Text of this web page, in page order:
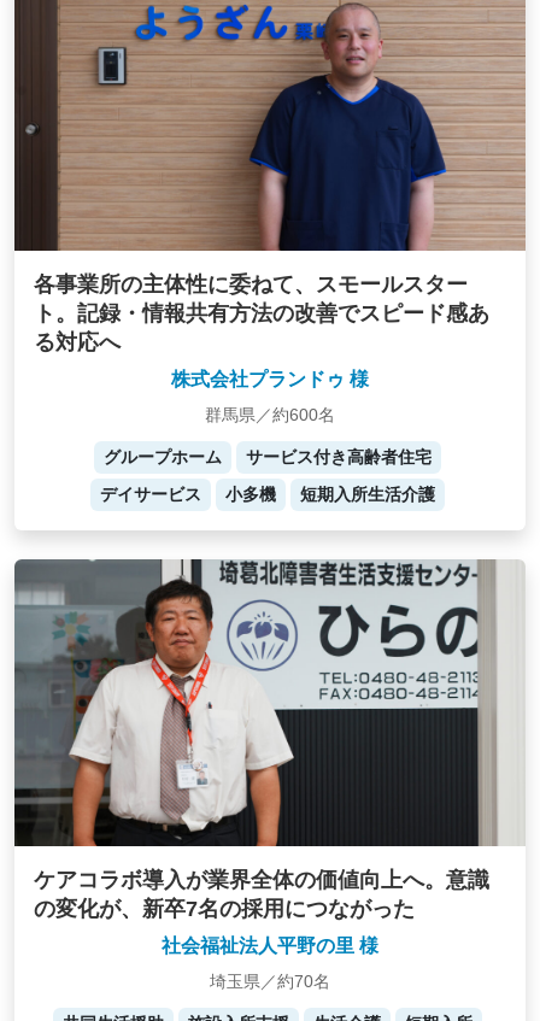
各事業所の主体性に委ねて、スモールスター
ト。記録・情報共有方法の改善でスピード感あ
る対応へ
株式会社プランドゥ 様
群馬県／約600名
グループホーム
サービス付き高齢者住宅
デイサービス
小多機 短期入所生活介護
ケアコラボ導入が業界全体の価値向上へ。意識
の変化が、新卒7名の採用につながった
社会福祉法人平野の里 様
埼玉県／約70名